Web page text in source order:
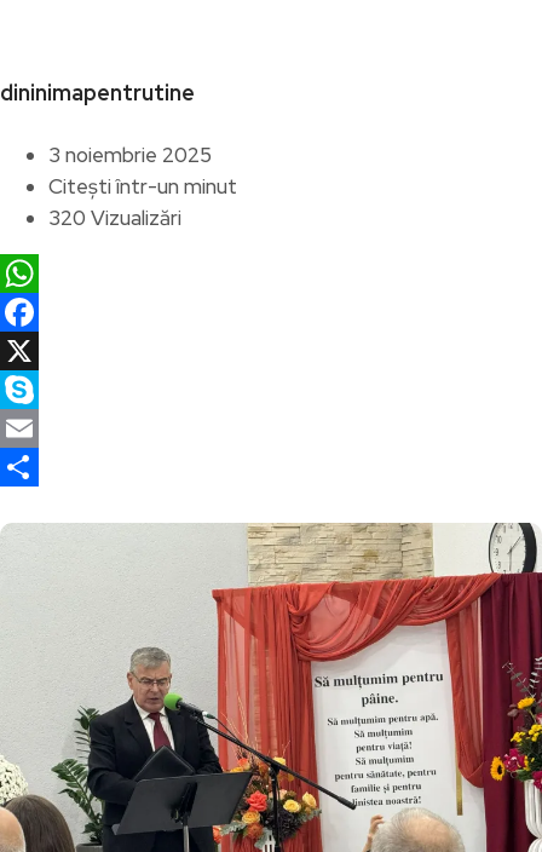
dininimapentrutine
3 noiembrie 2025
Citești într-un minut
320 Vizualizări
WhatsApp
Facebook
X
Skype
Email